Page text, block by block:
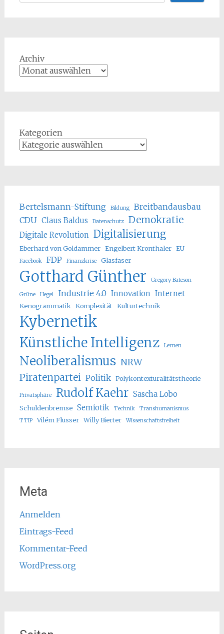
Archiv
Kategorien
Bertelsmann-Stiftung Bildung
Breitbandausbau
CDU Claus Baldus Datenschutz Demokratie
Digitale Revolution Digitalisierung
Eberhard von Goldammer Engelbert Kronthaler EU
Facebook FDP Finanzkrise Glasfaser
Gotthard Günther Gregory Bateson
Grüne Hegel Industrie 4.0 Innovation Internet
Kenogrammatik Komplexität Kulturtechnik
Kybernetik
Künstliche Intelligenz Lernen
Neoliberalismus NRW
Piratenpartei Politik Polykontexturalitätstheorie
Privatsphäre Rudolf Kaehr Sascha Lobo
Schuldenbremse Semiotik Technik
Transhumanismus
TTIP
Vilém Flusser Willy Bierter Wissenschaftsfreiheit
Meta
Anmelden
Eintrags-Feed
Kommentar-Feed
WordPress.org